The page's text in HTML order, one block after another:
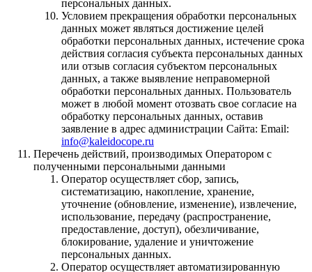
персональных данных.
Условием прекращения обработки персональных
данных может являться достижение целей
обработки персональных данных, истечение срока
действия согласия субъекта персональных данных
или отзыв согласия субъектом персональных
данных, а также выявление неправомерной
обработки персональных данных. Пользователь
может в любой момент отозвать свое согласие на
обработку персональных данных, оставив
заявление в адрес администрации Сайта: Email:
info@kaleidocope.ru
Перечень действий, производимых Оператором с
полученными персональными данными
Оператор осуществляет сбор, запись,
систематизацию, накопление, хранение,
уточнение (обновление, изменение), извлечение,
использование, передачу (распространение,
предоставление, доступ), обезличивание,
блокирование, удаление и уничтожение
персональных данных.
Оператор осуществляет автоматизированную